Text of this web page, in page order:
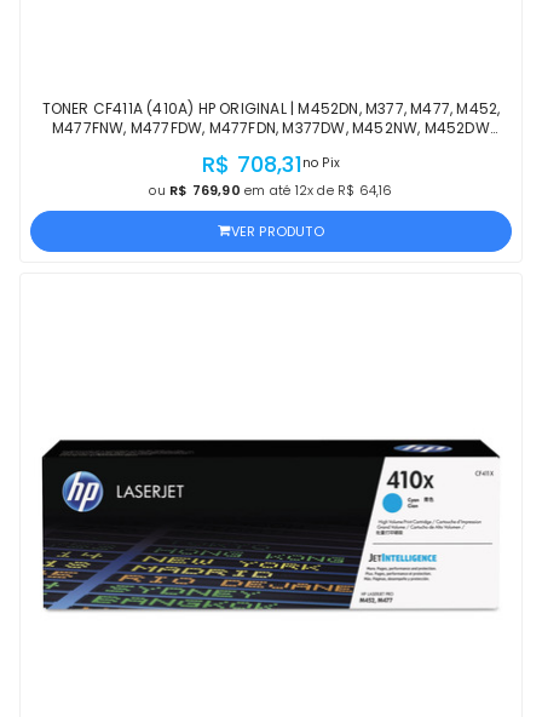
TONER CF411A (410A) HP ORIGINAL | M452DN, M377, M477, M452,
M477FNW, M477FDW, M477FDN, M377DW, M452NW, M452DW
R$ 708,31no Pix
ou R$ 769,90 em até 12x de R$ 64,16
VER PRODUTO